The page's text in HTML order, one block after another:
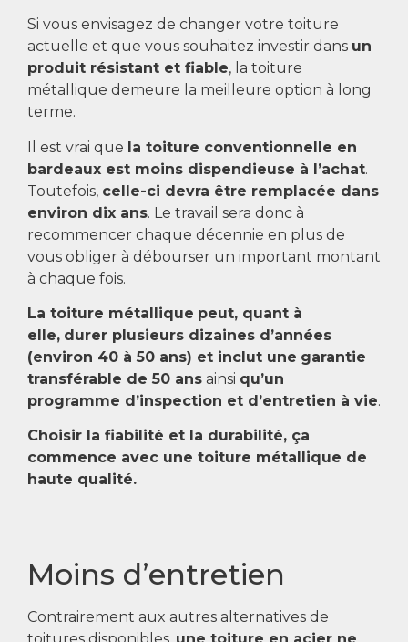
Si vous envisagez de changer votre toiture
actuelle et que vous souhaitez investir dans un
produit résistant et fiable, la toiture
métallique demeure la meilleure option à long
terme.
Il est vrai que la toiture conventionnelle en
bardeaux est moins dispendieuse à l’achat.
Toutefois, celle-ci devra être remplacée dans
environ dix ans. Le travail sera donc à
recommencer chaque décennie en plus de
vous obliger à débourser un important montant
à chaque fois.
La toiture métallique peut, quant à
elle, durer plusieurs dizaines d’années
(environ 40 à 50 ans) et inclut une garantie
transférable de 50 ans ainsi qu’un
programme d’inspection et d’entretien à vie.
Choisir la fiabilité et la durabilité, ça
commence avec une toiture métallique de
haute qualité.
Moins d’entretien
Contrairement aux autres alternatives de